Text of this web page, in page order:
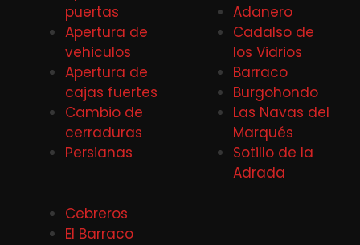
puertas
Apertura de
vehiculos
Apertura de
cajas fuertes
Cambio de
cerraduras
Persianas
Adanero
Cadalso de
los Vidrios
Barraco
Burgohondo
Las Navas del
Marqués
Sotillo de la
Adrada
Cebreros
El Barraco